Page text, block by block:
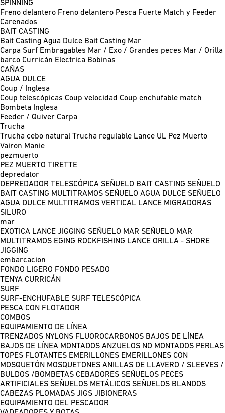
SPINNING
Freno delantero Freno delantero Pesca Fuerte Match y Feeder
Carenados
BAIT CASTING
Bait Casting Agua Dulce Bait Casting Mar
Carpa Surf Embragables Mar / Exo / Grandes peces Mar / Orilla
barco Curricán Electrica Bobinas
CAÑAS
AGUA DULCE
Coup / Inglesa
Coup telescópicas Coup velocidad Coup enchufable match
Bombeta
Inglesa
Feeder / Quiver Carpa
Trucha
Trucha cebo natural Trucha regulable Lance UL Pez Muerto
Vairon Manie
pezmuerto
PEZ MUERTO TIRETTE
depredator
DEPREDADOR TELESCÓPICA SEÑUELO BAIT CASTING SEÑUELO
BAIT CASTING MULTITRAMOS SEÑUELO AGUA DULCE SEÑUELO
AGUA DULCE MULTITRAMOS VERTICAL LANCE MIGRADORAS
SILURO
mar
EXOTICA LANCE JIGGING SEÑUELO MAR SEÑUELO MAR
MULTITRAMOS EGING ROCKFISHING LANCE ORILLA - SHORE
JIGGING
embarcacion
FONDO LIGERO FONDO PESADO
TENYA CURRICÁN
SURF
SURF-ENCHUFABLE SURF TELESCÓPICA
PESCA CON FLOTADOR
COMBOS
EQUIPAMIENTO DE LÍNEA
TRENZADOS NYLONS FLUOROCARBONOS BAJOS DE LÍNEA
BAJOS DE LÍNEA MONTADOS ANZUELOS NO MONTADOS PERLAS
TOPES FLOTANTES EMERILLONES EMERILLONES CON
MOSQUETÓN MOSQUETONES ANILLAS DE LLAVERO / SLEEVES /
BULDOS /BOMBETAS CEBADORES SEÑUELOS PECES
ARTIFICIALES SEÑUELOS METÁLICOS SEÑUELOS BLANDOS
CABEZAS PLOMADAS JIGS JIBIONERAS
EQUIPAMIENTO DEL PESCADOR